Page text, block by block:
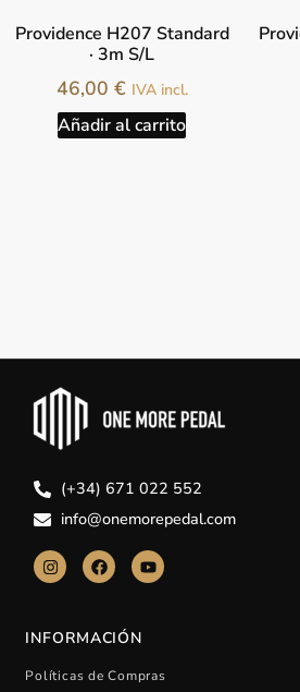
Providence H207 Standard
· 3m S/L
46,00 € IVA incl.
Añadir al carrito
(+34) 671 022 552
info@onemorepedal.com
INFORMACIÓN
Políticas de Compras